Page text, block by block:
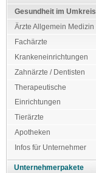
Gesundheit im Umkreis
Ärzte Allgemein Medizin
Fachärzte
Krankeneinrichtungen
Zahnärzte / Dentisten
Therapeutische
Einrichtungen
Tierärzte
Apotheken
Infos für Unternehmer
Unternehmerpakete